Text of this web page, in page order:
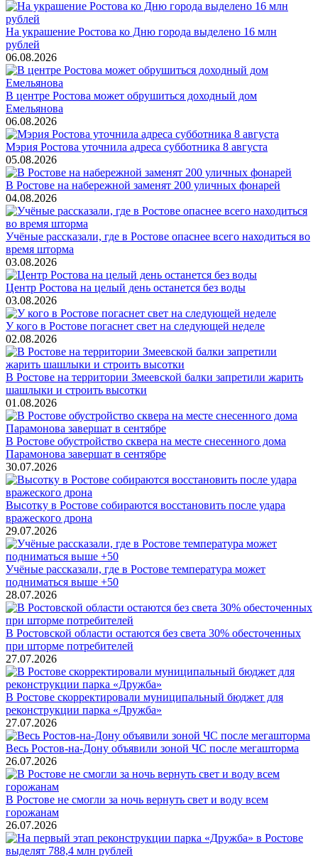
На украшение Ростова ко Дню города выделено 16 млн
рублей
06.08.2026
В центре Ростова может обрушиться доходный дом
Емельянова
06.08.2026
Мэрия Ростова уточнила адреса субботника 8 августа
05.08.2026
В Ростове на набережной заменят 200 уличных фонарей
04.08.2026
Учёные рассказали, где в Ростове опаснее всего находиться во
время шторма
03.08.2026
Центр Ростова на целый день останется без воды
03.08.2026
У кого в Ростове погаснет свет на следующей неделе
02.08.2026
В Ростове на территории Змеевской балки запретили жарить
шашлыки и строить высотки
01.08.2026
В Ростове обустройство сквера на месте снесенного дома
Парамонова завершат в сентябре
30.07.2026
Высотку в Ростове собираются восстановить после удара
вражеского дрона
29.07.2026
Учёные рассказали, где в Ростове температура может
подниматься выше +50
28.07.2026
В Ростовской области остаются без света 30% обесточенных
при шторме потребителей
27.07.2026
В Ростове скорректировали муниципальный бюджет для
реконструкции парка «Дружба»
27.07.2026
Весь Ростов-на-Дону объявили зоной ЧС после мегашторма
26.07.2026
В Ростове не смогли за ночь вернуть свет и воду всем
горожанам
26.07.2026